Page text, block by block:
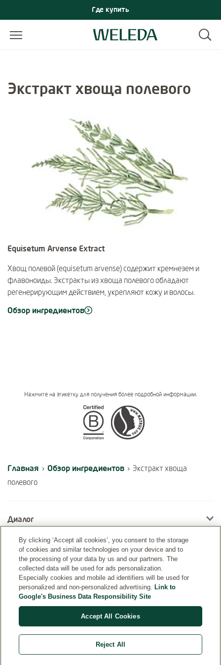
Где купить
Экстракт хвоща полевого
Equisetum Arvense Extract
Хвощ полевой (equisetum arvense) содержит кремнезем и
флавоноиды. Экстракты из хвоща полевого обладают
регенерирующим действием, укрепляют кожу и волосы.
Обзор ингредиентов
Certifications
Нажмите на этикетку для получения более подробной информации.
Главная › Обзор ингредиентов › Экстракт хвоща
полевого
Диалог
Информация
By clicking ‘Accept all cookies’, you consent to the storage
of cookies and similar technologies on your device and to
the processing of your data by us and our partners. The
collected data will be used for ads personalization.
Especially cookies and mobile ad identifiers will be used for
personalized and non-personalized advertising. Link to
Google's Business Data Responsibility Site
Accept All Cookies
Reject All